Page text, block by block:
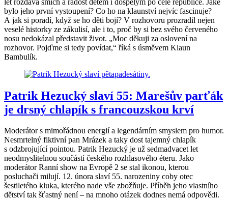
bylo jeho první vystoupení? Co ho na klaunství nejvíc fascinuje?
A jak si poradí, když se ho děti bojí? V rozhovoru prozradil nejen
veselé historky ze zákulisí, ale i to, proč by si bez svého červeného
nosu nedokázal představit život. „Moc děkuji za oslovení na
rozhovor. Pojďme si tedy povídat,“ říká s úsměvem Klaun
Bambulík.
Patrik Hezucký slaví 55: Marešův parťák
je drsný chlapík s francouzskou krví
Moderátor s mimořádnou energií a legendárním smyslem pro humor.
Nesmrtelný fiktivní pan Mrázek a taky dost tajemný chlapík
s odzbrojující pointou. Patrik Hezucký je už sedmadvacet let
neodmyslitelnou součástí českého rozhlasového éteru. Jako
moderátor Ranní show na Evropě 2 se stal ikonou, kterou
posluchači milují. 12. února slaví 55. narozeniny coby otec
šestiletého kluka, kterého nade vše zbožňuje. Příběh jeho vlastního
dětství tak šťastný není – na mnoho otázek dodnes nemá odpovědi.